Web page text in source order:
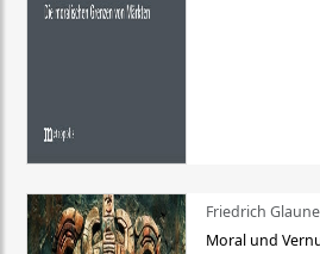
Friedrich
Moral und